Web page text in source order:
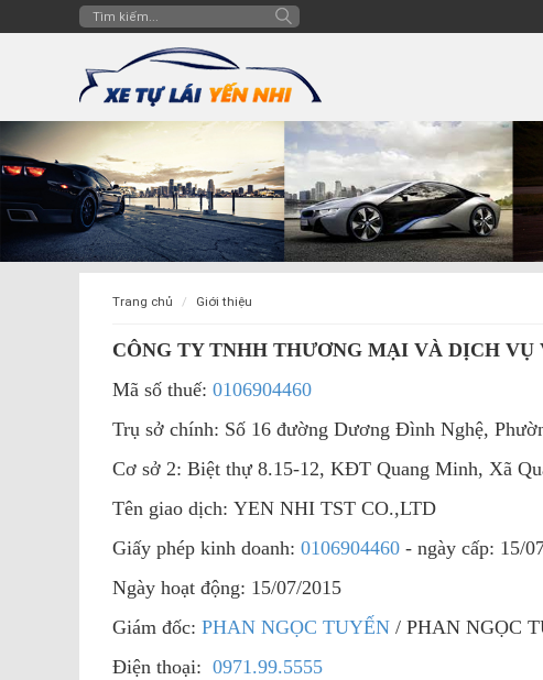
trang chủ giới thiệu
CÔNG TY TNHH THƯƠNG MẠI VÀ DỊCH
Mã số thuế: 0106904460
Trụ sở chính: Số 16 đường Dương Đình Nghệ,
Cơ sở 2: Biệt thự 8.15-12, KĐT Quang Minh, Xã
Tên giao dịch: YEN NHI TST CO.,LTD
Giấy phép kinh doanh: 0106904460 - ngày cấp: 15/
Ngày hoạt động: 15/07/2015
Giám đốc: PHAN NGỌC TUYẾN / PHAN NGỌC
Điện thoại: 0971.99.5555